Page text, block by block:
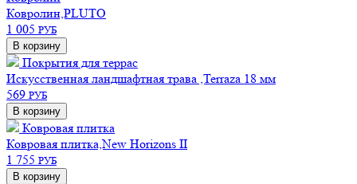
Ковролин,PLUTO
1 005 РУБ
В корзину
Покрытия для террас
Искусственная ландшафтная трава ,Terraza 18 мм
569 РУБ
В корзину
Ковровая плитка
Ковровая плитка,New Horizons II
1 755 РУБ
В корзину